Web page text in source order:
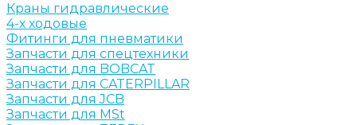
Краны гидравлические
4-х ходовые
Фитинги для пневматики
Запчасти для спецтехники
Запчасти для BOBCAT
Запчасти для CATERPILLAR
Запчасти для JCB
Запчасти для MSt